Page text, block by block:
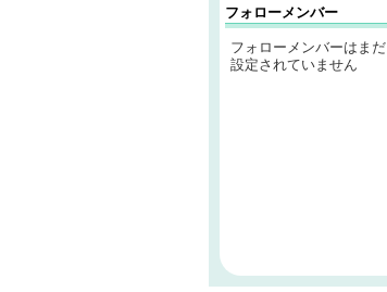
フォローメンバー
フォローメンバーはまだ
設定されていません